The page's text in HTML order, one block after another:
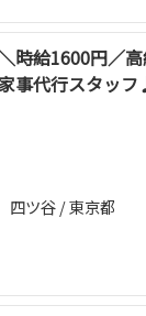
時給1600円／
事代行スタッ
ツ谷 / 東京都